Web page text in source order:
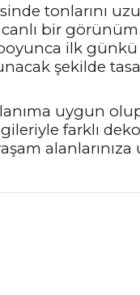
tonlarını
bir
ilk günkü
şekilde
uygun
farklı
alanlarınıza